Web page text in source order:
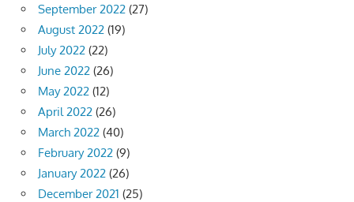
September 2022 (27)
August 2022 (19)
July 2022 (22)
June 2022 (26)
May 2022 (12)
April 2022 (26)
March 2022 (40)
February 2022 (9)
January 2022 (26)
December 2021 (25)